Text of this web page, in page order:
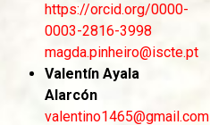
https://orcid.org/0000-
0003-2816-3998
magda.pinheiro@iscte.pt
Valentín Ayala
Alarcón
valentino1465@gmail.com